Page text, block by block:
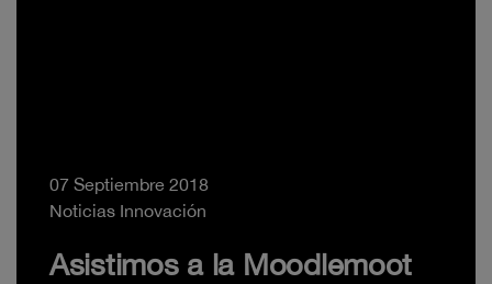
07 Septiembre 2018
Noticias Innovación
Asistimos a la Moodlemoot